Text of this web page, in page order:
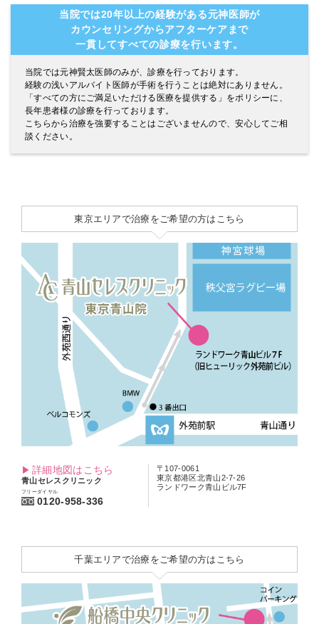
当院では20年以上の経験がある元神医師が
カウンセリングからアフターケアまで
一貫してすべての診療を行います。
当院では元神賢太医師のみが、診療を行っております。
経験の浅いアルバイト医師が手術を行うことは絶対にありません。
「すべての方にご満足いただける医療を提供する」をポリシーに、
長年患者様の診療を行っております。
こちらから治療を強要することはございませんので、安心してご相
談ください。
東京エリアで治療をご希望の方はこちら
詳細地図はこちら
青山セレスクリニック
フリーダイヤル
0120-958-336
〒107-0061
東京都港区北青山2-7-26
ランドワーク青山ビル7F
千葉エリアで治療をご希望の方はこちら